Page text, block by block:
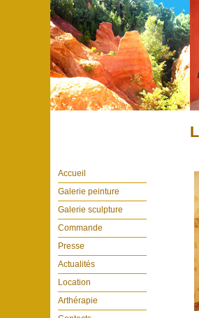
Accueil
Galerie peinture
Galerie sculpture
Commande
Presse
Actualités
Location
Arthérapie